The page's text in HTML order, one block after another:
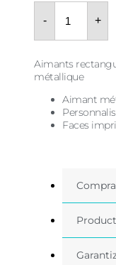
-
quantité
Aimant
de
avec
plaque
rectangulaire
78X53
+
Aimants
métallique
Aimant
Faces